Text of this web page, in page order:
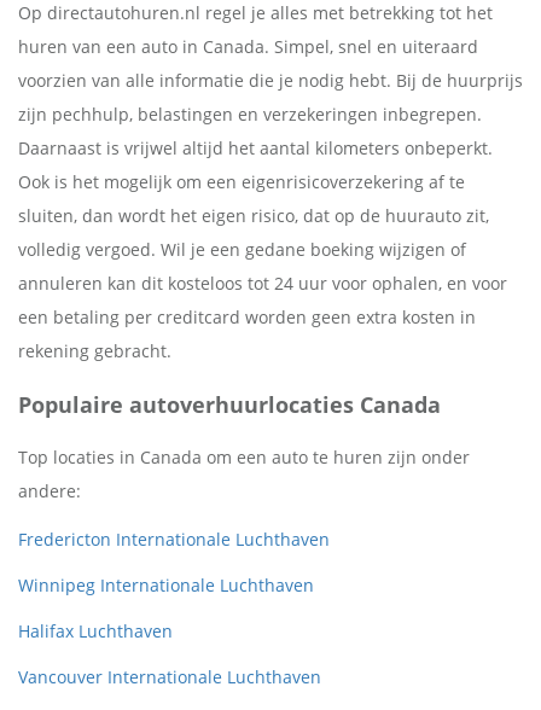
Op directautohuren.nl regel je alles met betrekking tot het
huren van een auto in Canada. Simpel, snel en uiteraard
voorzien van alle informatie die je nodig hebt. Bij de huurprijs
zijn pechhulp, belastingen en verzekeringen inbegrepen.
Daarnaast is vrijwel altijd het aantal kilometers onbeperkt.
Ook is het mogelijk om een eigenrisicoverzekering af te
sluiten, dan wordt het eigen risico, dat op de huurauto zit,
volledig vergoed. Wil je een gedane boeking wijzigen of
annuleren kan dit kosteloos tot 24 uur voor ophalen, en voor
een betaling per creditcard worden geen extra kosten in
rekening gebracht.
Populaire autoverhuurlocaties Canada
Top locaties in Canada om een auto te huren zijn onder
andere:
Fredericton Internationale Luchthaven
Winnipeg Internationale Luchthaven
Halifax Luchthaven
Vancouver Internationale Luchthaven